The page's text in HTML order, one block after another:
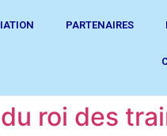
PARTENAIRES
roi des